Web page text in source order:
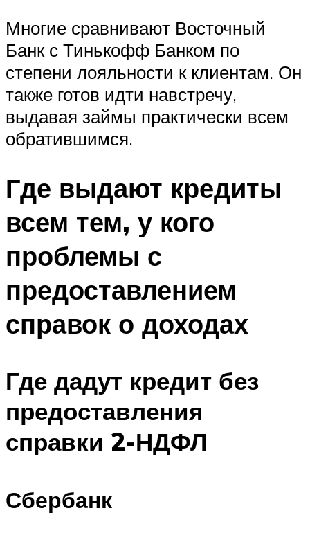
Многие сравнивают Восточный
Банк с Тинькофф Банком по
степени лояльности к клиентам. Он
также готов идти навстречу,
выдавая займы практически всем
обратившимся.
Где выдают кредиты
всем тем, у кого
проблемы с
предоставлением
справок о доходах
Где дадут кредит без
предоставления
справки 2-НДФЛ
Сбербанк